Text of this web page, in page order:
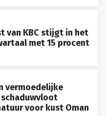
van KBC stijgt in het
met 15 procent
vermoedelijke
schaduwvloot
voor kust Oman